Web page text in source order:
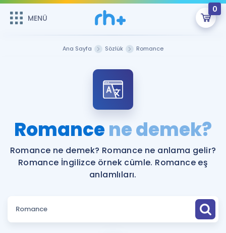
MENÜ
0
ÜYE DEĞİLİM
Sepetin Şu An Boş.
Remzi Hoca ile seni sınava hazırlayacak onlarca eğitim seni
bekliyor!
MENÜ
Faydalı Araçlar
Sözlük
Hakkımızda
Ana Sayfa Sözlük Romance
Romancene demek?
Romance ne demek? Romance ne anlama gelir?
Romance İngilizce örnek cümle. Romance eş
anlamlıları.